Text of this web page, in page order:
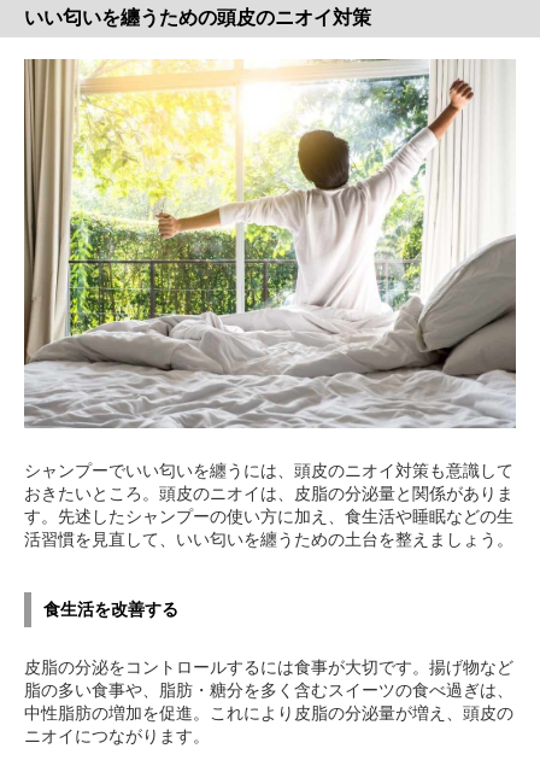
いい匂いを纏うための頭皮のニオイ対策
シャンプーでいい匂いを纏うには、頭皮のニオイ対策も意識して
おきたいところ。頭皮のニオイは、皮脂の分泌量と関係がありま
す。先述したシャンプーの使い方に加え、食生活や睡眠などの生
活習慣を見直して、いい匂いを纏うための土台を整えましょう。
食生活を改善する
皮脂の分泌をコントロールするには食事が大切です。揚げ物など
脂の多い食事や、脂肪・糖分を多く含むスイーツの食べ過ぎは、
中性脂肪の増加を促進。これにより皮脂の分泌量が増え、頭皮の
ニオイにつながります。